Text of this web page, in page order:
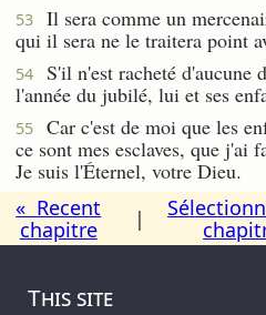
53
Il sera comme un
qui il sera ne le traitera point
54
S'il n'est racheté d'aucune
l'année du jubilé, lui et ses
55
Car c'est de moi que les
ce sont mes esclaves, que j'ai
Je suis l'Éternel, votre Dieu.
« Recent
chapitre
|
This site